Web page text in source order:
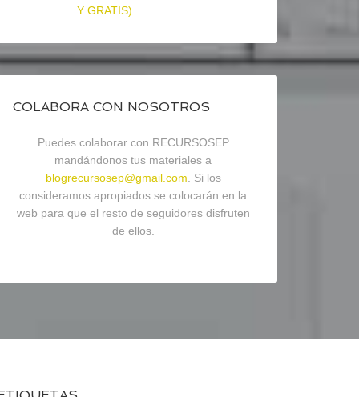
Y GRATIS)
COLABORA CON NOSOTROS
Puedes colaborar con RECURSOSEP
mandándonos tus materiales a
blogrecursosep@gmail.com . Si los
consideramos apropiados se colocarán en la
web para que el resto de seguidores disfruten
de ellos.